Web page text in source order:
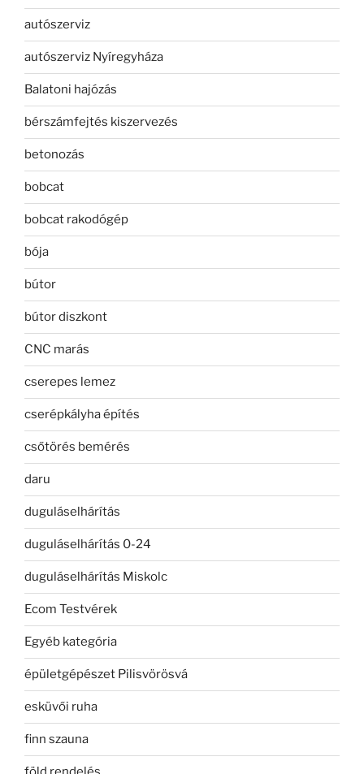
autószerviz
autószerviz Nyíregyháza
Balatoni hajózás
bérszámfejtés kiszervezés
betonozás
bobcat
bobcat rakodógép
bója
bútor
bútor diszkont
CNC marás
cserepes lemez
cserépkályha építés
csőtörés bemérés
daru
duguláselhárítás
duguláselhárítás 0-24
duguláselhárítás Miskolc
Ecom Testvérek
Egyéb kategória
épületgépészet Pilisvörösvá
esküvői ruha
finn szauna